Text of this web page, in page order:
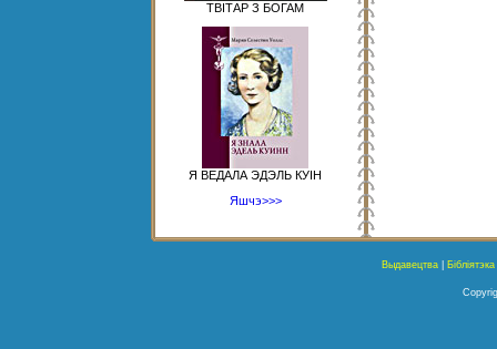
ТВІТАР З БОГАМ
Я ВЕДАЛА ЭДЭЛЬ КУІН
Яшчэ>>>
Выдавецтва| Бібліятэка